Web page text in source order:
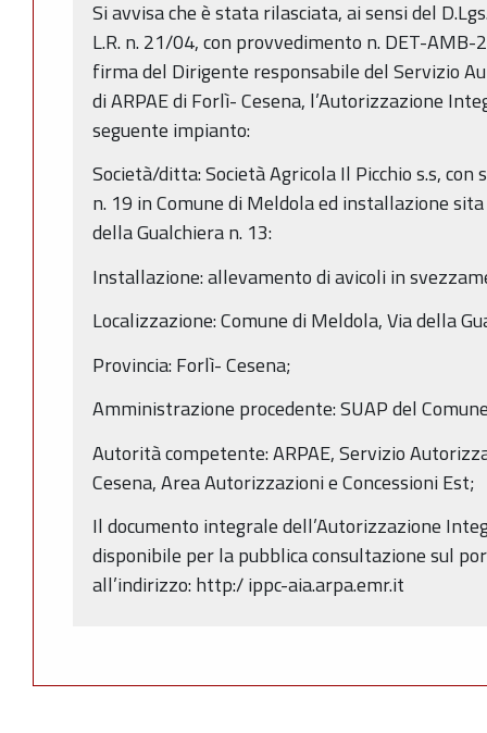
Si avvisa che è stata rilasciata, ai sensi del
L.R. n. 21/04, con provvedimento n. DET-
firma del Dirigente responsabile del Servizio
di ARPAE di Forlì- Cesena, l’Autorizzazione
seguente impianto:
Società/ditta: Società Agricola Il Picchio s.s,
n. 19 in Comune di Meldola ed installazione
della Gualchiera n. 13:
Installazione: allevamento di avicoli in
Localizzazione: Comune di Meldola, Via della
Provincia: Forlì- Cesena;
Amministrazione procedente: SUAP del
Autorità competente: ARPAE, Servizio
Cesena, Area Autorizzazioni e Concessioni Est;
Il documento integrale dell’Autorizzazione
disponibile per la pubblica consultazione sul
all’indirizzo: http:/ ippc-aia.arpa.emr.it